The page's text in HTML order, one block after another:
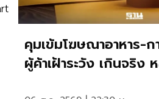
คุมเข้มโฆษณาอาหาร-
ผู้ค้าเฝ้าระวัง เกินจริง